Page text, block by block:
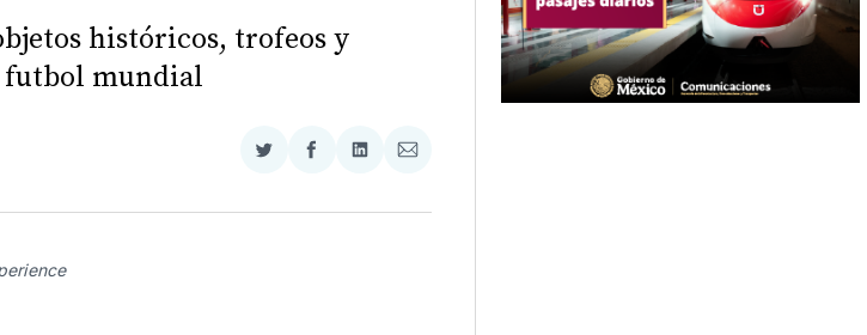
históricos, trofeos y
futbol mundial
Compartir
Twitter
Compartir
Facebook
Compartir
LinkedIn
Compartir
Email